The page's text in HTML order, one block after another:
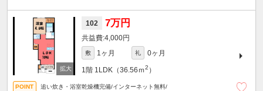
102 7万円
4,000円
敷 1ヶ月 礼 0ヶ月
1階 1LDK（36.56ｍ2 ）
追い炊き・浴室乾燥機完備/インターネット無料/